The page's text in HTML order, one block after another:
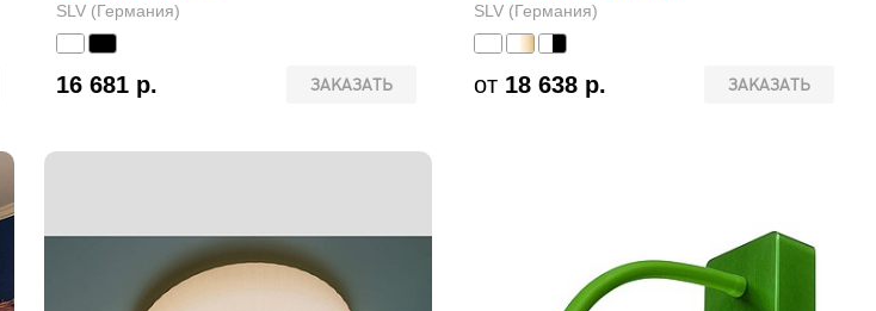
SLV (Германия)
ЗАКАЗАТЬ
16 681 р.
SLV (Германия)
ЗАКАЗАТЬ
от18 638 р.